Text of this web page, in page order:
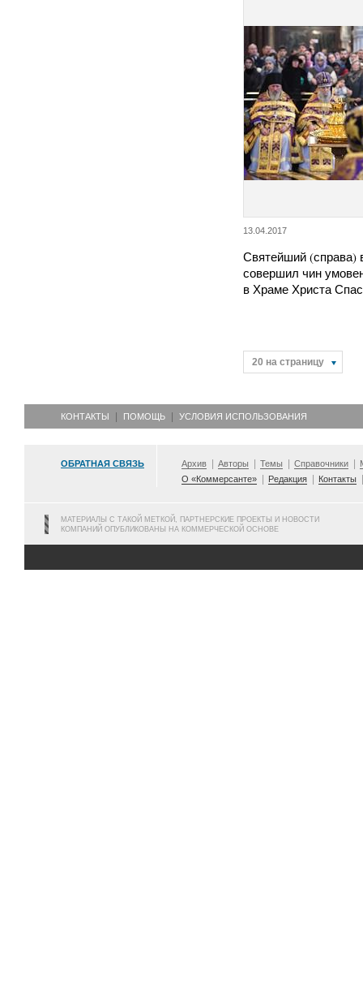
13.04.2017
Святейший (справа)
совершил чин
в Храме Христа
20 на страницу
КОНТАКТЫ ПОМОЩЬ УСЛОВИЯ ИСПОЛЬЗОВАНИЯ
ОБРАТНАЯ СВЯЗЬ Архив Авторы Темы Справочники
О «Коммерсанте»
Редакция Контакты
МАТЕРИАЛЫ С ТАКОЙ МЕТКОЙ, ПАРТНЕРСКИЕ ПРОЕКТЫ И НОВОСТИ
КОМПАНИЙ ОПУБЛИКОВАНЫ НА КОММЕРЧЕСКОЙ ОСНОВЕ